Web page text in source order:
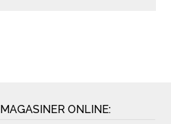
ONLINE: